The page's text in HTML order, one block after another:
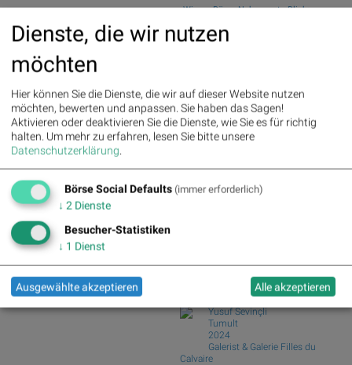
voestalpine : 0.23%» Details
CA Immo : 0.21% » Details
Uniqa : 0.05%» Details
DO&CO : 0.00%
Erste Group : -1.19%
» Details
Bawag : -1.34%» Details
Strabag : -1.56%» Details
AT&S : -2.23%» Details
Österreichische Post : -4.48%»
Details
Wiener Börse Nebenwerte-Blick:
Marinomed steigt 8...
Wie Marinomed Biotech, Bajaj Mobility
Wienerberger, Pal...
Wiener Börse Party #1216: ATX
schwächer, Bajaj Mo...
Österreich-Depots: Weekend-Bilanz
JJ VFF VV
Yusuf Sevinçli
Tumult
2024
Galerist & Galerie Filles du
Calvaire
Dienste, die wir nutzen
möchten
Hier können Sie die Dienste, die wir auf dieser Website nutzen
möchten, bewerten und anpassen. Sie haben das Sagen!
Aktivieren oder deaktivieren Sie die Dienste, wie Sie es für richtig
halten. Um mehr zu erfahren, lesen Sie bitte unsere
Datenschutzerklärung.
Börse Social Defaults (immer erforderlich)
↓ 2 Dienste
Besucher-Statistiken
↓ 1 Dienst
Ausgewählte akzeptieren Alle akzeptieren